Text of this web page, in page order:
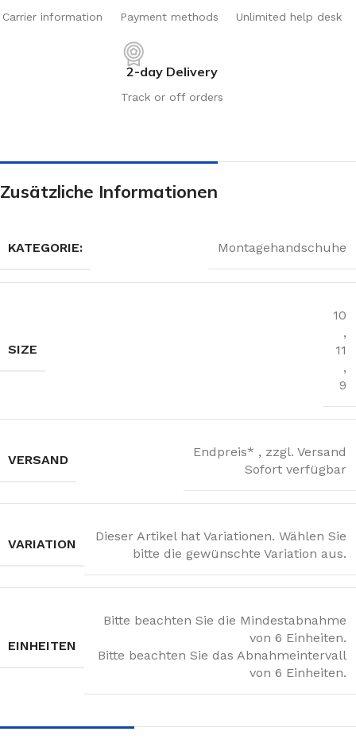
Carrier information Payment methods Unlimited help desk
2-day Delivery
Track or off orders
Zusätzliche Informationen
KATEGORIE: Montagehandschuhe
SIZE
10
,
11
,
9
VERSAND
Endpreis* , zzgl. Versand
Sofort verfügbar
VARIATION
Dieser Artikel hat Variationen. Wählen Sie
bitte die gewünschte Variation aus.
EINHEITEN
Bitte beachten Sie die Mindestabnahme
von 6 Einheiten.
Bitte beachten Sie das Abnahmeintervall
von 6 Einheiten.